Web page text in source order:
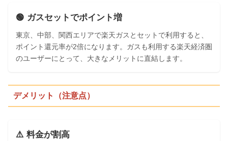
🟢 ガスセットでポイント増
東京、中部、関西エリアで楽天ガスとセットで利用すると、
ポイント還元率が2倍になります。ガスも利用する楽天経済圏
のユーザーにとって、大きなメリットに直結します。
デメリット（注意点）
⚠️ 料金が割高